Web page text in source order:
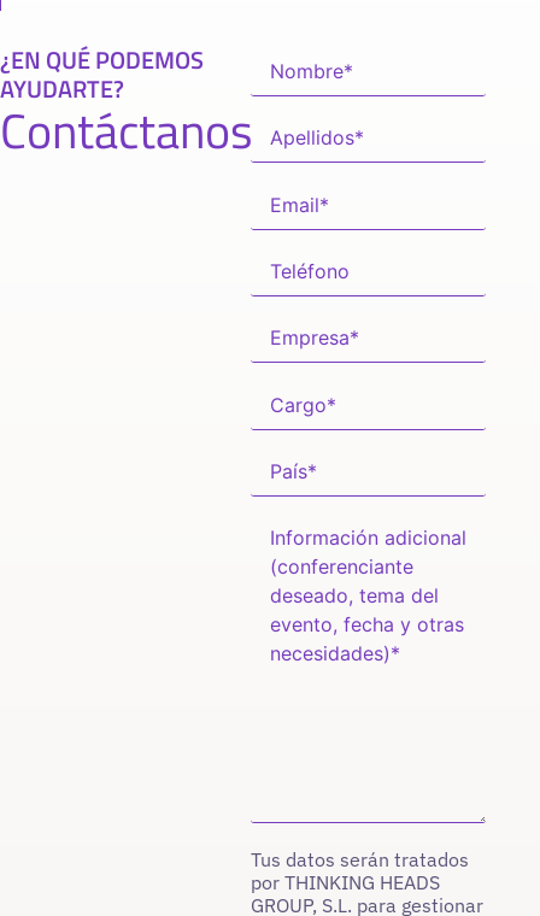
¿EN QUÉ PODEMOS
AYUDARTE?
Contáctanos
Tus datos serán tratados
por THINKING HEADS
GROUP, S.L. para gestionar